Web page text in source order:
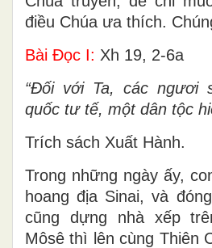
điều Chúa ưa thích.
Bài Ðọc I: Xh 19, 2-6a
“Ðối với Ta, các ngươi
quốc tư tế, một dân tộc
Trích sách Xuất Hành.
Trong những ngày ấy,
hoang địa Sinai, và
cũng dựng nhà xếp
Môsê thì lên cùng Thiên